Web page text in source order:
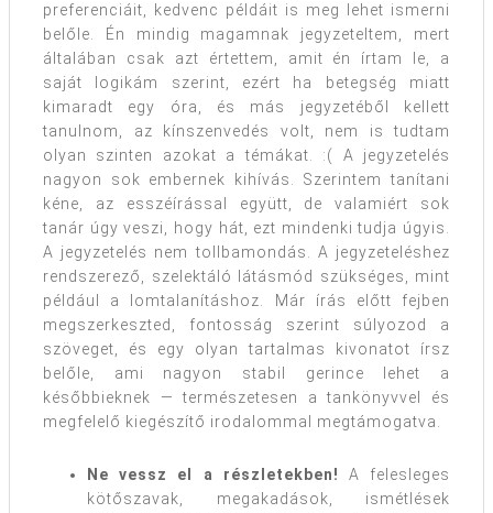
preferenciáit, kedvenc példáit is meg lehet ismerni
belőle. Én mindig magamnak jegyzeteltem, mert
általában csak azt értettem, amit én írtam le, a
saját logikám szerint, ezért ha betegség miatt
kimaradt egy óra, és más jegyzetéből kellett
tanulnom, az kínszenvedés volt, nem is tudtam
olyan szinten azokat a témákat. :( A jegyzetelés
nagyon sok embernek kihívás. Szerintem tanítani
kéne, az esszéírással együtt, de valamiért sok
tanár úgy veszi, hogy hát, ezt mindenki tudja úgyis.
A jegyzetelés nem tollbamondás. A jegyzeteléshez
rendszerező, szelektáló látásmód szükséges, mint
például a lomtalanításhoz. Már írás előtt fejben
megszerkeszted, fontosság szerint súlyozod a
szöveget, és egy olyan tartalmas kivonatot írsz
belőle, ami nagyon stabil gerince lehet a
későbbieknek — természetesen a tankönyvvel és
megfelelő kiegészítő irodalommal megtámogatva.
Ne vessz el a részletekben!
A felesleges
kötőszavak, megakadások, ismétlések